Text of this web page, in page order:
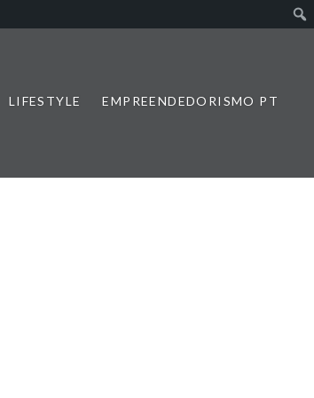
LIFESTYLE EMPREENDEDORISMO PT